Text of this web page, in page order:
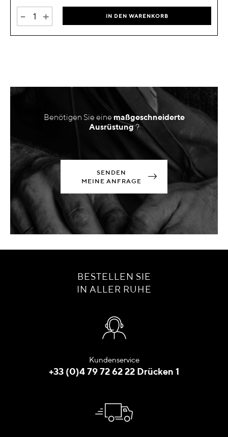
- + IN DEN WARENKORB
Benötigen Sie einemaßgeschneiderte
Ausrüstung?
SENDEN
MEINE ANFRAGE
BESTELLEN SIE
IN ALLER RUHE
Kundenservice
+33 (0)4 79 72 62 22 Drücken 1